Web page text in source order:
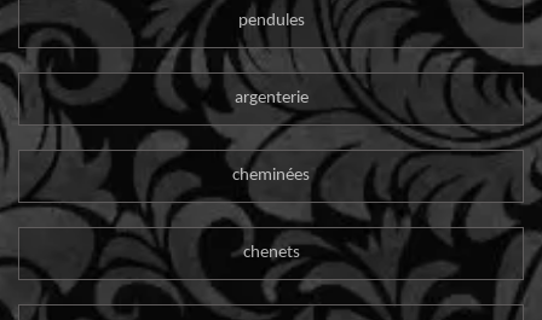
pendules
argenterie
cheminées
chenets